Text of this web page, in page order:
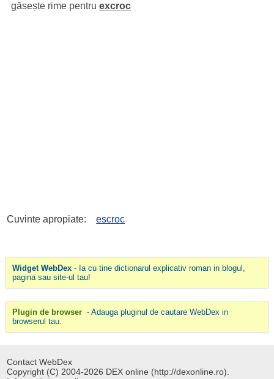
găsește rime pentru excroc
Cuvinte apropiate: escroc
Widget WebDex- Ia cu tine dictionarul explicativ roman in blogul,
pagina sau site-ul tau!
Plugin de browser - Adauga pluginul de cautare WebDex in
browserul tau.
Contact WebDex
Copyright (C) 2004-2026 DEX online (http://dexonline.ro).